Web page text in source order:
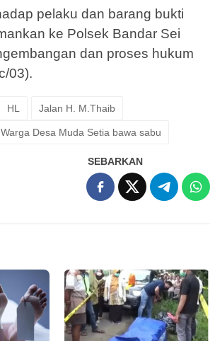
pelaku dan barang bukti
ke Polsek Bandar Sei
dan proses hukum
03).
HL Jalan H. M.Thaib
Warga Desa Muda Setia bawa sabu
SEBARKAN